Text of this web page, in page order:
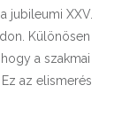
jubileumi XXV.
Különösen
a szakmai
az elismerés